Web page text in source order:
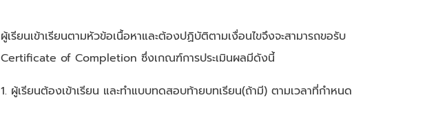
ผู้เรียนเข้าเรียนตามหัวข้อเนื้อหาและต้องปฏิบัติตามเงื่อนไขจึงจะสามารถขอรับ
Certificate of Completion ซึ่งเกณฑ์การประเมินผลมีดังนี้
1. ผู้เรียนต้องเข้าเรียน และทำแบบทดสอบท้ายบทเรียน(ถ้ามี) ตามเวลาที่กำหนด